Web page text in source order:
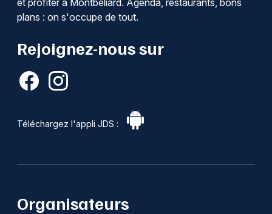
plans : on s'occupe de tout.
Rejoignez-nous sur
Téléchargez l'appli JDS :
Organisateurs